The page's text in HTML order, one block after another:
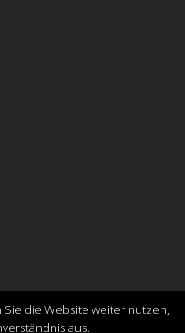
die Website weiter nutzen,
aus.